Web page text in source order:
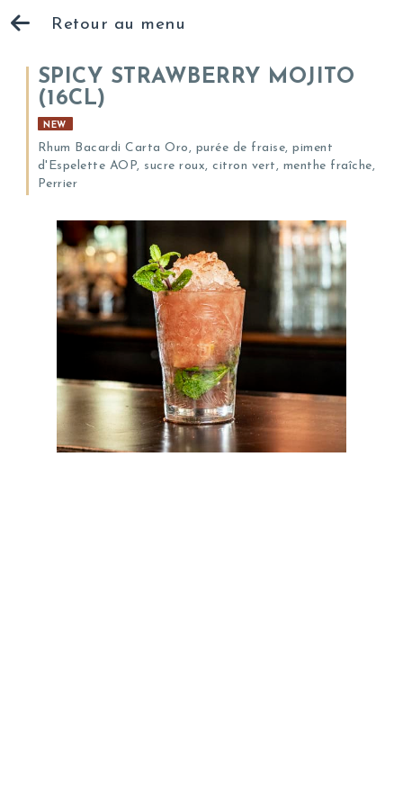
Retour au menu
SPICY STRAWBERRY MOJITO
(16CL)
NEW
Rhum Bacardi Carta Oro, purée de fraise, piment
d'Espelette AOP, sucre roux, citron vert, menthe fraîche,
Perrier